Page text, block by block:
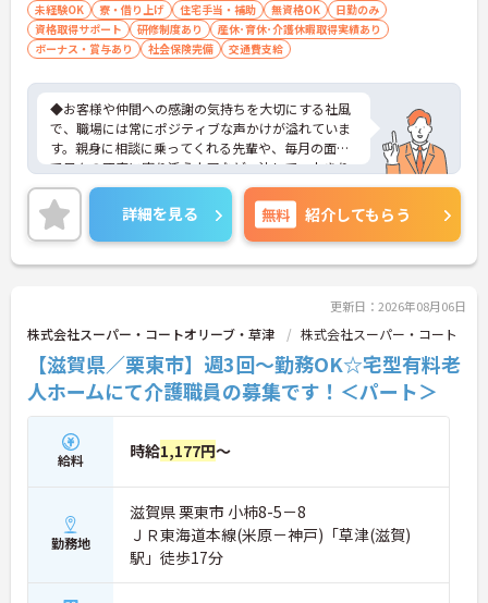
未経験OK 寮・借り上げ 住宅手当・補助 無資格OK
日勤のみ
資格取得サポート
研修制度あり
産休･育休･介護休暇取得実績あり
ボーナス・賞与あり
社会保険完備 交通費支給
◆お客様や仲間への感謝の気持ちを大切にする社風
で、職場には常にポジティブな声かけが溢れていま
す。親身に相談に乗ってくれる先輩や、毎月の面談
で日々の不安に寄り添う上司など、決して一人きり
にさせないフォロー体制が万全。心理的安全性が高
く、中途入社でも自然と馴染める職場です。
◆無資格からでもプロフェッショナルを目指せる
「資格取得支援制度」を完備しています。初任者研
修から国家資格である介護福祉士まで、現場での実
◆法人独自の介護技術認定制度「ケアマイスター」
により、身につけたスキルを5段階でしっかり評価
し手当で還元。さらに「目標管理シート」を用いた
月1回の上司との面談があり、一人ひとりの不安や
目標に寄り添う手厚いフォロー体制が整っていま
す。
詳細を見る 無料 紹介してもらう
更新日：2026年08月06日
株式会社スーパー・コートオリーブ・草津 株式会社スーパー・コート
【滋賀県／栗東市】週3回～勤務OK☆宅型有料老
人ホームにて介護職員の募集です！＜パート＞
給料 時給1,177円～
勤務地
滋賀県 栗東市 小柿8-5－8
ＪＲ東海道本線(米原－神戸)「草津(滋賀)
駅」徒歩17分